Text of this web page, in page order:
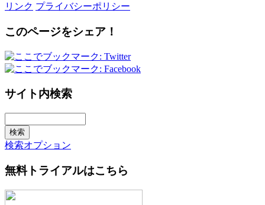
リンク プライバシーポリシー
このページをシェア！
サイト内検索
検索オプション
無料トライアルはこちら